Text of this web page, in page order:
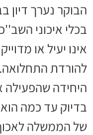
הבוקר נערך
בכלי איכוני
אינו יעיל או
להורדת
היחידה שהפעילה
בדיוק עד כמה
של הממשלה לאכוף